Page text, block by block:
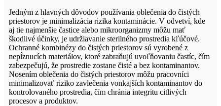
Jedným z hlavných dôvodov používania oblečenia do čistých
priestorov je minimalizácia rizika kontaminácie. V odvetví, kde
aj tie najmenšie častice alebo mikroorganizmy môžu mať
škodlivé účinky, je udržiavanie sterilného prostredia kľúčové.
Ochranné kombinézy do čistých priestorov sú vyrobené z
nepĺznucích materiálov, ktoré zabraňujú uvoľňovaniu častíc, čím
zabezpečujú, že prostredie zostane čisté a bez kontaminantov.
Nosením oblečenia do čistých priestorov môžu pracovníci
minimalizovať riziko zavlečenia vonkajších kontaminantov do
kontrolovaného prostredia, čím chránia integritu citlivých
procesov a produktov.